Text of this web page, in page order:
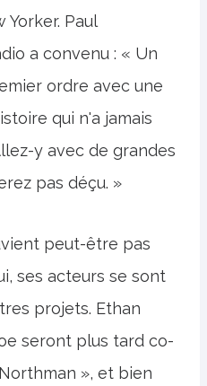
Yorker. Paul
a convenu : « Un
ordre avec une
qui n'a jamais
y avec de grandes
pas déçu. »
peut-être pas
ses acteurs se sont
projets. Ethan
seront plus tard co-
», et bien